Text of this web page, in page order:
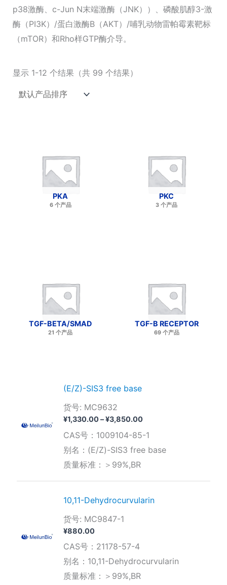
p38激酶、c-Jun N末端激酶（JNK））、磷酸肌醇3-激
酶（PI3K）/蛋白激酶B（AKT）/哺乳动物雷帕霉素靶标
（mTOR）和Rho样GTP酶介导。
显示 1-12 个结果（共 99 个结果）
PKA
6 个产品
PKC
3 个产品
TGF-BETA/SMAD
21 个产品
TGF-Β RECEPTOR
69 个产品
(E/Z)-SIS3 free base
货号: MC9632
¥1,330.00–¥3,850.00价
范
围：
¥1,330.00
CAS号：1009104-85-1
别名：(E/Z)-SIS3 free base
质量标准：＞99%,BR
10,11-Dehydrocurvularin
货号: MC9847-1
¥880.00
CAS号：21178-57-4
别名：10,11-Dehydrocurvularin
质量标准：＞99%,BR